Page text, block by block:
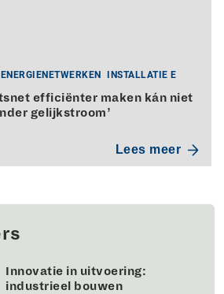
ENERGIENETWERKEN INSTALLATIE E
efficiënter maken kán niet
gelijkstroom’
Lees meer
Innovatie in uitvoering:
industrieel bouwen